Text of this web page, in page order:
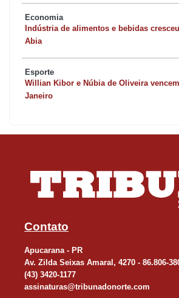
Economia
Indústria de alimentos e bebidas
Abia
Esporte
Willian Kibor e Núbia de Oliveira
Janeiro
Contato
Apucarana - PR
Av. Zilda Seixas Amaral, 4270 - 86.806-
(43) 3420-1177
assinaturas@tribunadonorte.com